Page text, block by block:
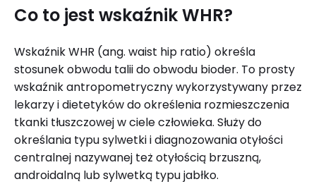
Co to jest wskaźnik WHR?
Wskaźnik WHR (ang. waist hip ratio) określa
stosunek obwodu talii do obwodu bioder. To prosty
wskaźnik antropometryczny wykorzystywany przez
lekarzy i dietetyków do określenia rozmieszczenia
tkanki tłuszczowej w ciele człowieka. Służy do
określania typu sylwetki i diagnozowania otyłości
centralnej nazywanej też otyłością brzuszną,
androidalną lub sylwetką typu jabłko.